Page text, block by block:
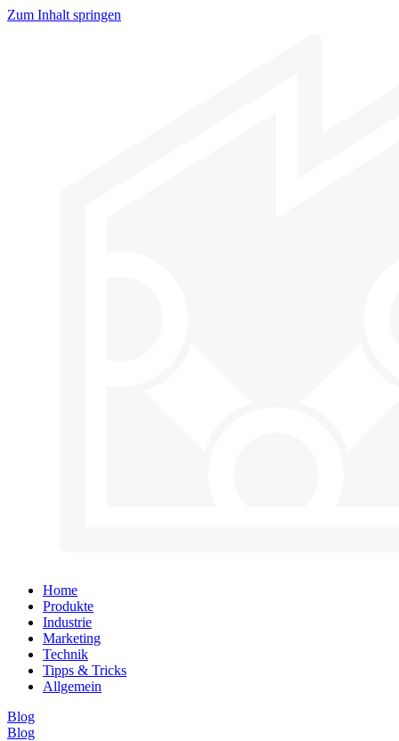
Zum Inhalt springen
Home
Produkte
Industrie
Marketing
Technik
Tipps & Tricks
Allgemein
Blog
Blog